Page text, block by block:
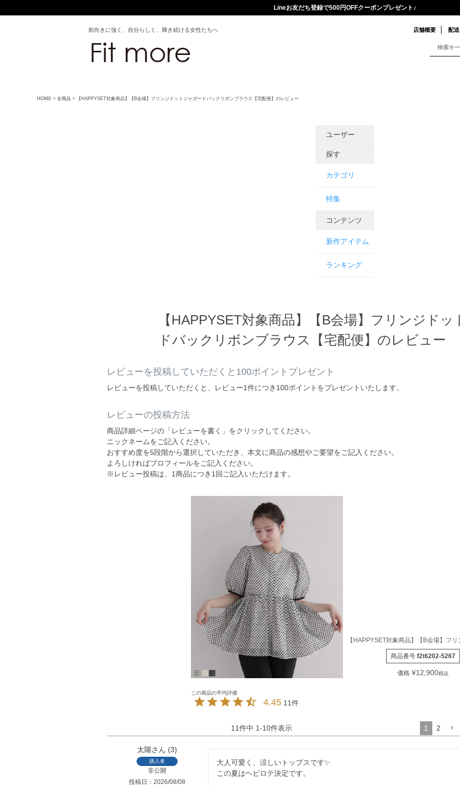
Lineお友だち登録で500円OFFクーポンプレゼント♪
前向きに強く、自分らしく、輝き続ける女性たちへ 店舗概要 配
HOME 全商品 【HAPPYSET対象商品】【B会場】フリンジドットジャガードバックリボンブラウス【宅配便】のレビュー
ユーザー
探す
カテゴリ
特集
コンテンツ
新作アイテム
ランキング
【HAPPYSET対象商品】【B会場】フリンジドッ
ドバックリボンブラウス【宅配便】のレビュー
レビューを投稿していただくと100ポイントプレゼント
レビューを投稿していただくと、レビュー1件につき100ポイントをプレゼントいたします。
レビューの投稿方法
商品詳細ページの「レビューを書く」をクリックしてください。
ニックネームをご記入ください。
おすすめ度を5段階から選択していただき、本文に商品の感想やご要望をご記入ください。
よろしければプロフィールをご記入ください。
※レビュー投稿は、1商品につき1回ご記入いただけます。
【HAPPYSET対象商品】【B会場】フ
商品番号 f2t6202-5267
価格 ¥12,900税込
4.45 11
11件中 1-10件表示 1 2
太陽 3
購入者
非公開
投稿日
2026/08/08
大人可愛く、涼しいトップスです✨
この夏はヘビロテ決定です。